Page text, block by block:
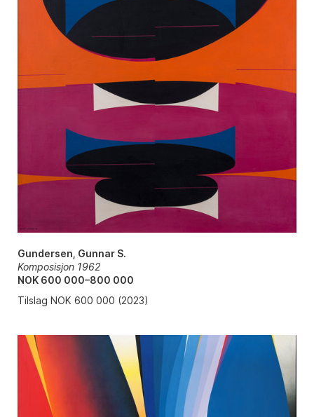
Gundersen, Gunnar S.
Komposisjon 1962
NOK 600 000–800 000
Tilslag NOK 600 000 (2023)